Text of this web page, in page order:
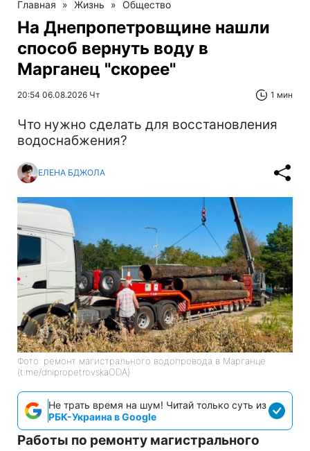
Главная » Жизнь » Общество
На Днепропетровщине нашли
способ вернуть воду в
Марганец "скорее"
20:54 06.08.2026 Чт 1 мин
Что нужно сделать для восстановления
водоснабжения?
ЕЛЕНА БДЖОЛА
Фото: ремонт магистрального водопровода в Марганце
(t.me/dnipropetrovskaODA)
Не трать время на шум! Читай только суть из
РБК-Украина в Google
Работы по ремонту магистрального